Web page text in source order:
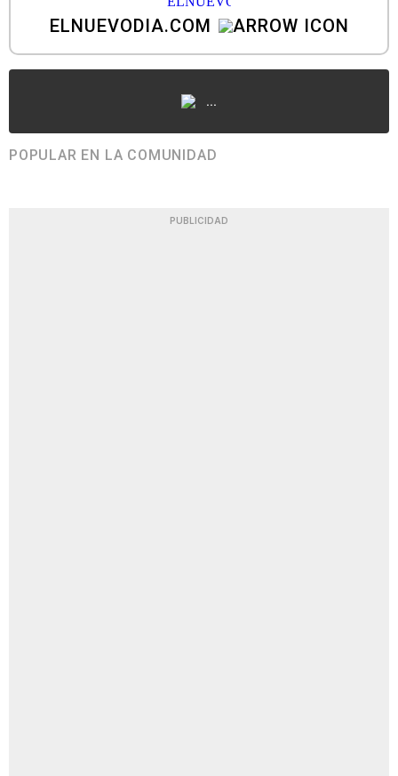
ELNUEVODIA.COM
...
POPULAR EN LA COMUNIDAD
PUBLICIDAD